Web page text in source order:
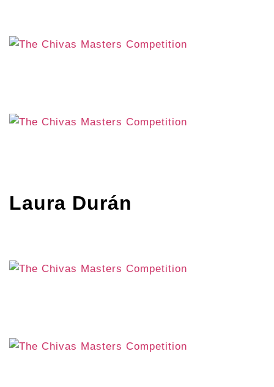
Laura Durán